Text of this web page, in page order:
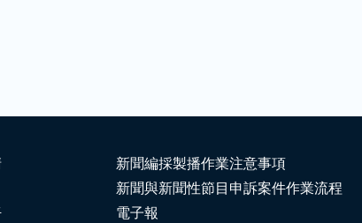
新聞編採製播作業注意事項
新聞與新聞性節目申訴案件作業流程
電子報